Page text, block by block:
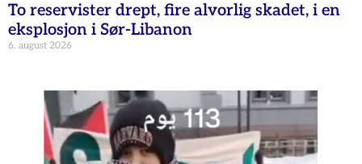
To reservister drept, fire alvorlig skadet, i en
eksplosjon i Sør-Libanon
6. august 2026